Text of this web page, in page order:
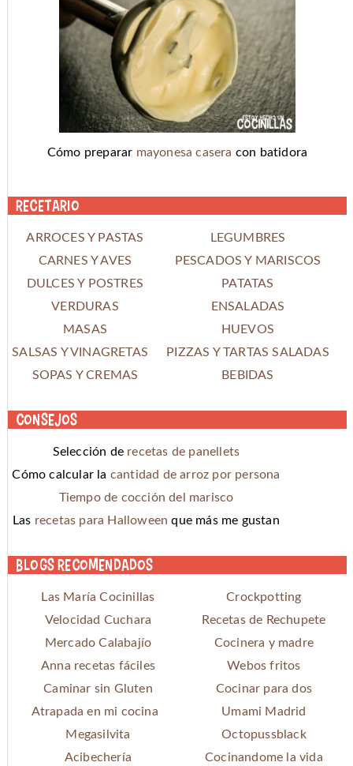
Cómo preparar mayonesa casera con batidora
Recetario
ARROCES Y PASTAS
LEGUMBRES
CARNES Y AVES
PESCADOS Y MARISCOS
DULCES Y POSTRES
PATATAS
VERDURAS
ENSALADAS
MASAS
HUEVOS
SALSAS Y VINAGRETAS
PIZZAS Y TARTAS SALADAS
SOPAS Y CREMAS
BEBIDAS
Consejos
Selección de recetas de panellets
Cómo calcular la cantidad de arroz por persona
Tiempo de cocción del marisco
Las recetas para Halloween que más me gustan
Blogs recomendados
Las María Cocinillas
Crockpotting
Velocidad Cuchara
Recetas de Rechupete
Mercado Calabajío
Cocinera y madre
Anna recetas fáciles
Webos fritos
Caminar sin Gluten
Cocinar para dos
Atrapada en mi cocina
Umami Madrid
Megasilvita
Octopussblack
Acibechería
Cocinandome la vida